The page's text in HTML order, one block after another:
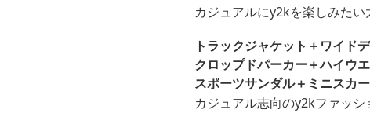
カジュアルにy2kを楽しみたい
トラックジャケット＋ワイド
クロップドパーカー＋ハイウ
スポーツサンダル＋ミニスカ
カジュアル志向のy2kファッシ